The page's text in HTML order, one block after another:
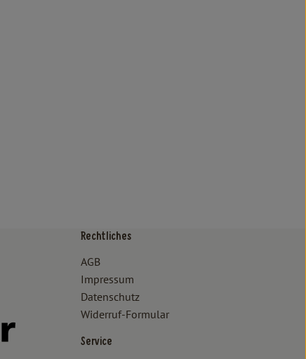
verbraucher
www.oekokiste.de/
lammertzhof/
www.instagram.com/lammertzhof/
https://www.youtube.com/channel/
Externer Link zu https://www.flickr.com/photos/
Rechtliches
AGB
Impressum
Datenschutz
Widerruf-Formular
Service